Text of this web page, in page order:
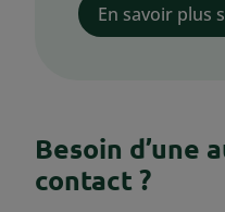
En savoir plus
Besoin d’une
contact ?